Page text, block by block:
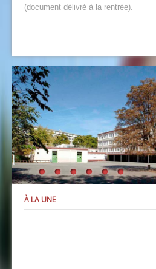
(document délivré à la rentrée).
À LA UNE